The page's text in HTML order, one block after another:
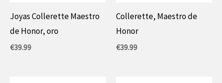
Joyas Collerette Maestro
de Honor, oro
€39.99
Collerette, Maestro de
Honor
€39.99